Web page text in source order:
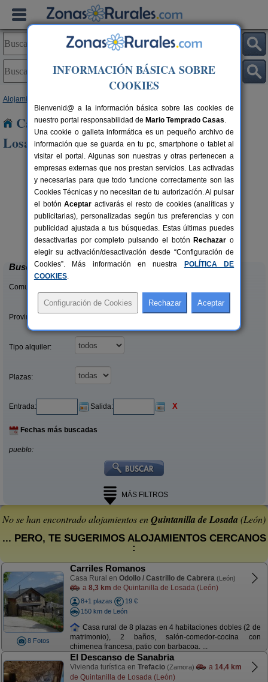
Alojamientos
Casas Rurales cerca de Quintanilla de
Losada
8+1 pers.
desde27 €
Complejo Rural Aguas Frías
La Omañuela (León)
Buscar
Comunidades:
Provincias/Islas:
Tipo alquiler:
Plazas:
Entrada: Salida: X
Fechas más buscadas
pueblo:
MÁS FILTROS
No se han encontrado alojamientos enQuintanilla de Losada (León)
... PERO, TE SUGERIMOS ALOJAMIENTOS CERCANOS
:
8 Fotos
Carriles Romanos
Casa Rural en Odollo / Castrillo de Cabrera (León)
a 8,3 km de Quintanilla de Losada (León)
8+1 plazas
19 €
150 km de León
Casa rural de 8 plazas en 4 habitaciones dobles (2 de
matrimonio), 2 baños, salón-comedor-cocina con
chimenea francesa, patio con barbacoa. ...
El Descanso de Sanabria
Vivienda turística en Trefacio (Zamora) a 14,4 km
de Quintanilla de Losada (León)
INFORMACIÓN BÁSICA SOBRE
COOKIES
Bienvenid@ a la información básica sobre las cookies de
nuestro portal responsabilidad de Mario Temprado Casas.
Una cookie o galleta informática es un pequeño archivo de
información que se guarda en tu pc, smartphone o tablet al
visitar el portal. Algunas son nuestras y otras pertenecen a
empresas externas que nos prestan servicios. Las activadas
y necesarias para que todo funcione correctamente son las
Cookies Técnicas y no necesitan de tu autorización. Al pulsar
el botónAceptar activarás el resto de cookies (analíticas y
publicitarias), personalizadas según tus preferencias y con
publicidad ajustada a tus búsquedas. Estas últimas puedes
desactivarlas por completo pulsando el botón Rechazar o
elegir su activación/desactivación desde “Configuración de
Cookies”. Más información en nuestra
POLÍTICA DE
COOKIES.